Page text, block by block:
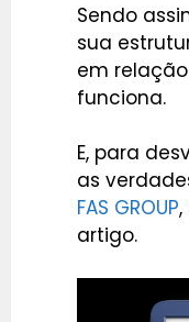
Sendo
sua
em
funciona.
E, para
as
FAS GROUP
artigo.